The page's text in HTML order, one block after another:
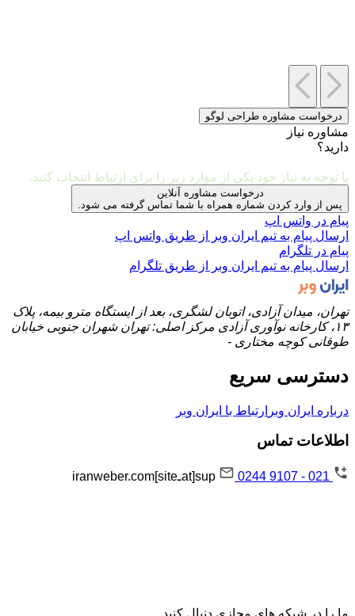
درخواست مشاوره طراحی لوگو
مشاوره نیاز
دارید؟
با توجه به نیاز خود یکی از موارد زیر را برای ارتباط انتخاب کنید.
درخواست مشاوره آنلاین
پس از وارد کردن شماره همراه با شما تماس گرفته می شود.
پیام در واتس اپ
ارسال پیام به تیم ایران وبر از طریق واتس اپ
پیام در تلگرام
ارسال پیام به تیم ایران وبر از طریق تلگرام
تهران، میدان آزادی، اتوبان لشگری، بعد از ایستگاه مترو بیمه، پلاک
۱۳، کارخانه نوآوری آزادی مرکز اصلی: تهران شهران جنوبی خیابان
طوقانی کوچه مختاری -
دسترسی سریع
درباره ایران وبر ارتباط با ایران وبر
اطلاعات تماس
ما را در شبکه های مجازی دنبال کنید